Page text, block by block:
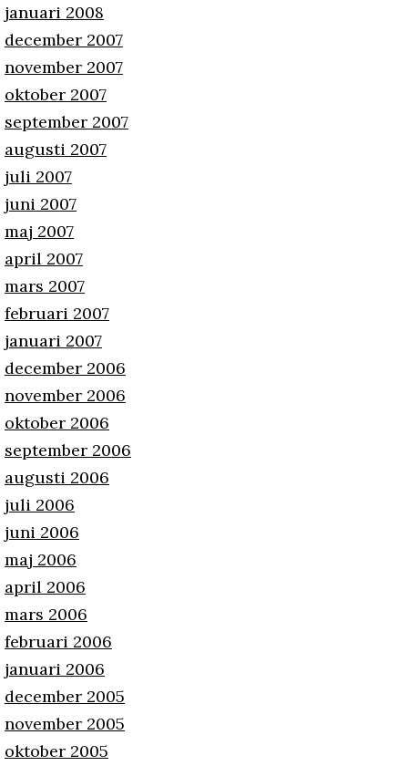
januari 2008
december 2007
november 2007
oktober 2007
september 2007
augusti 2007
juli 2007
juni 2007
maj 2007
april 2007
mars 2007
februari 2007
januari 2007
december 2006
november 2006
oktober 2006
september 2006
augusti 2006
juli 2006
juni 2006
maj 2006
april 2006
mars 2006
februari 2006
januari 2006
december 2005
november 2005
oktober 2005